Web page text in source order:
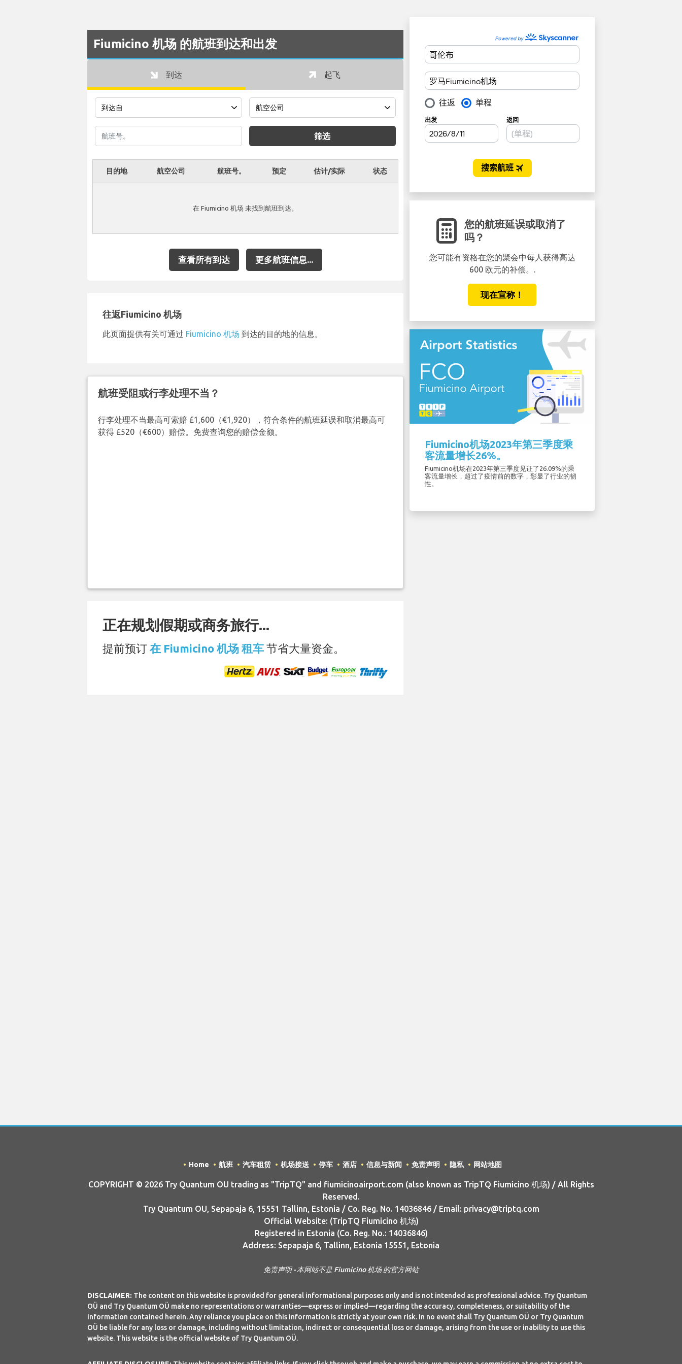
Fiumicino 机场 的航班到达和出发
到达 起飞
筛选
目的地 航空公司 航班号。 预定 估计/实际 状态
在 Fiumicino 机场 未找到航班到达。
查看所有到达 更多航班信息...
往返Fiumicino 机场
此页面提供有关可通过 Fiumicino 机场 到达的目的地的信息。
航班受阻或行李处理不当？
行李处理不当最高可索赔 £1,600（€1,920），符合条件的航班延误和取消最高可
获得 £520（€600）赔偿。免费查询您的赔偿金额。
正在规划假期或商务旅行...
提前预订 在 Fiumicino 机场 租车 节省大量资金。
您的航班延误或取消了
吗？
您可能有资格在您的聚会中每人获得高达
600 欧元的补偿。.
现在宣称！
Fiumicino机场2023年第三季度乘
客流量增长26%。
Fiumicino机场在2023年第三季度见证了26.09%的乘
客流量增长，超过了疫情前的数字，彰显了行业的韧
性。
Home 航班 汽车租赁 机场接送 停车 酒店 信息与新闻 免责声明 隐私 网站地图
COPYRIGHT © 2026 Try Quantum OU trading as "TripTQ" and fiumicinoairport.com (also known as TripTQ Fiumicino 机场) / All Rights
Reserved.
Try Quantum OU, Sepapaja 6, 15551 Tallinn, Estonia / Co. Reg. No. 14036846 / Email: privacy@triptq.com
Official Website: (TripTQ Fiumicino 机场)
Registered in Estonia (Co. Reg. No.: 14036846)
Address: Sepapaja 6, Tallinn, Estonia 15551, Estonia
免责声明 - 本网站不是 Fiumicino 机场 的官方网站
DISCLAIMER: The content on this website is provided for general informational purposes only and is not intended as professional advice. Try Quantum
OÜ and Try Quantum OÜ make no representations or warranties—express or implied—regarding the accuracy, completeness, or suitability of the
information contained herein. Any reliance you place on this information is strictly at your own risk. In no event shall Try Quantum OÜ or Try Quantum
OÜ be liable for any loss or damage, including without limitation, indirect or consequential loss or damage, arising from the use or inability to use this
website. This website is the official website of Try Quantum OÜ.